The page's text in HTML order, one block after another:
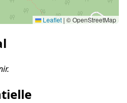
Leaflet | © OpenStreetMap